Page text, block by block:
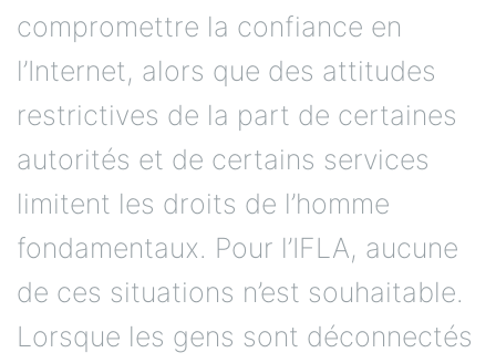
compromettre la confiance en
l’Internet, alors que des attitudes
restrictives de la part de certaines
autorités et de certains services
limitent les droits de l’homme
fondamentaux. Pour l’IFLA, aucune
de ces situations n’est souhaitable.
Lorsque les gens sont déconnectés